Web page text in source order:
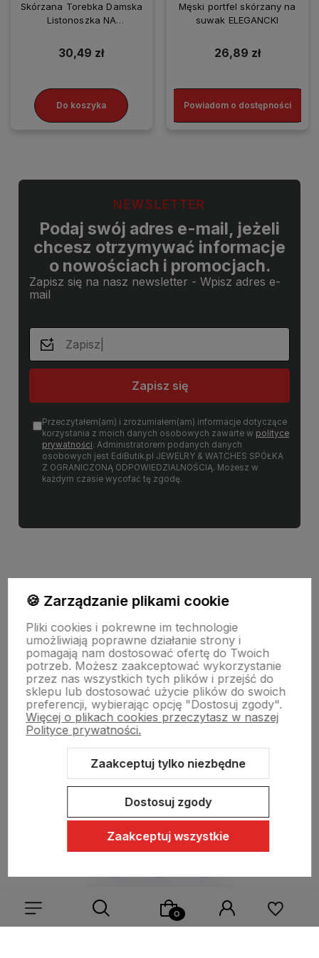
Skórzana Torebka Damska
Listonoszka NA
30,49 zł
Do koszyka
Męski portfel skórzany na
suwak ELEGANCKI
26,89 zł
Powiadom o dostępności
NEWSLETTER
Podaj swój adres e-mail, jeżeli
chcesz otrzymywać informacje
o nowościach i promocjach.
Zapisz się na nasz newsletter - Wpisz adres e-
mail
Zapisz się
Przeczytałem(am) i zrozumiałem(am) informacje dotyczące
korzystania z moich danych osobowych zawarte w polityce
prywatności. Administratorem podanych danych
osobowych jest EdiButik.pl JEWELRY & WATCHES SPÓŁKA
Z OGRANICZONĄ ODPOWIEDZIALNOŚCIĄ. Możesz w
każdym czasie wycofać tę zgodę.
Pomoc
Moje konto
Swiat Edibutik
Sklep internetowy Shoper Premium
Szablon Shoper Modern 3.0™
od GrowCommerce
🍪 Zarządzanie plikami cookie
Pliki cookies i pokrewne im technologie
umożliwiają poprawne działanie strony i
pomagają nam dostosować ofertę do Twoich
potrzeb. Możesz zaakceptować wykorzystanie
przez nas wszystkich tych plików i przejść do
sklepu lub dostosować użycie plików do swoich
preferencji, wybierając opcję "Dostosuj zgody".
Więcej o plikach cookies przeczytasz w naszej
Polityce prywatności.
Zaakceptuj tylko niezbędne
Dostosuj zgody
Zaakceptuj wszystkie